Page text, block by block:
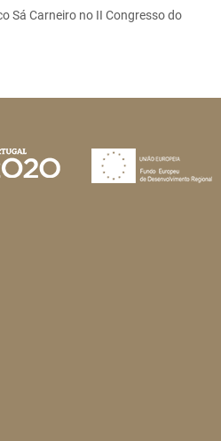
Sá Carneiro no II Congresso do